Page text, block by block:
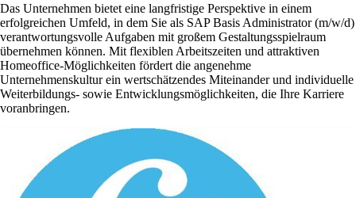
Das Unternehmen bietet eine langfristige Perspektive in einem
erfolgreichen Umfeld, in dem Sie als SAP Basis Administrator (m/w/d)
verantwortungsvolle Aufgaben mit großem Gestaltungsspielraum
übernehmen können. Mit flexiblen Arbeitszeiten und attraktiven
Homeoffice-Möglichkeiten fördert die angenehme
Unternehmenskultur ein wertschätzendes Miteinander und individuelle
Weiterbildungs- sowie Entwicklungsmöglichkeiten, die Ihre Karriere
voranbringen.